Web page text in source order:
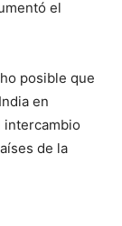
el
posible que
en
intercambio
de la